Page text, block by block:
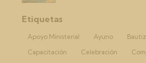
Etiquetas
Apoyo Ministerial Ayuno
Capacitación
Celebración